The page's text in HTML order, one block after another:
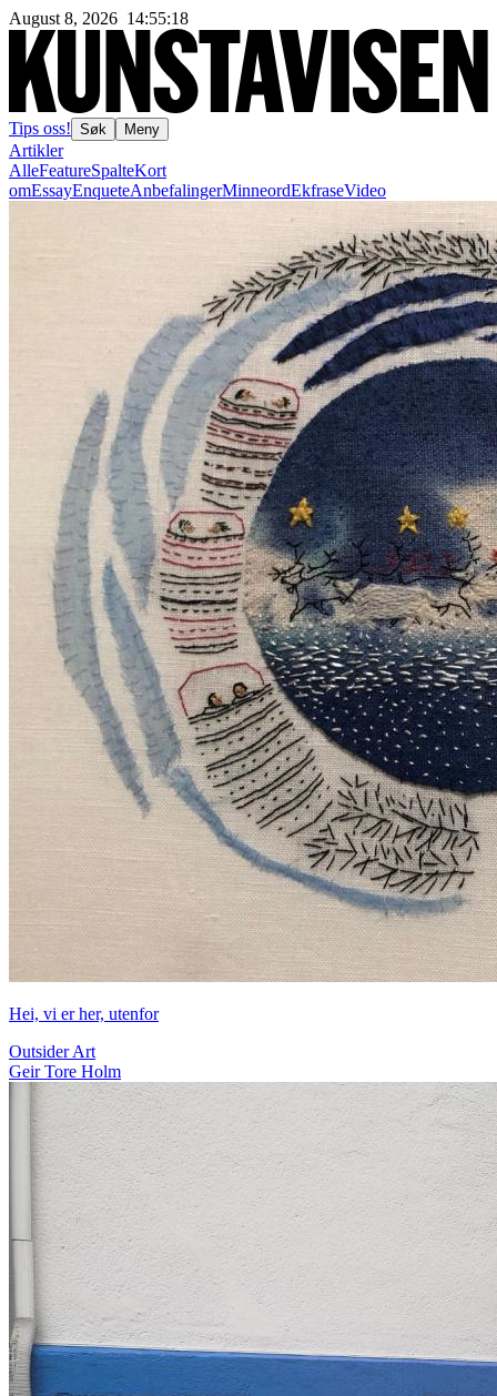
August 8, 2026 14:55:20
Tips oss! Søk Meny
Artikler
AlleFeatureSpalteKort
omEssayEnqueteAnbefalingerMinneordEkfraseVideo
Hei, vi er her, utenfor
Outsider Art
Geir Tore Holm